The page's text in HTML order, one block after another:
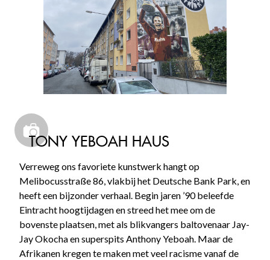
TONY YEBOAH HAUS
Verreweg ons favoriete kunstwerk hangt op
Melibocusstraße 86, vlakbij het Deutsche Bank Park, en
heeft een bijzonder verhaal. Begin jaren ’90 beleefde
Eintracht hoogtijdagen en streed het mee om de
bovenste plaatsen, met als blikvangers baltovenaar Jay-
Jay Okocha en superspits Anthony Yeboah. Maar de
Afrikanen kregen te maken met veel racisme vanaf de